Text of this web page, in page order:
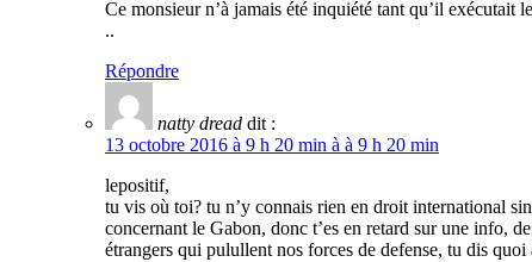
Ce monsieur n’à jamais été inquiété tant qu’il
..
Répondre
natty dread dit :
13 octobre 2016 à 9 h 20 min à à 9 h 20 min
lepositif,
tu vis où toi? tu n’y connais rien en droit international
concernant le Gabon, donc t’es en retard sur une info,
étrangers qui pulullent nos forces de defense, tu dis quoi